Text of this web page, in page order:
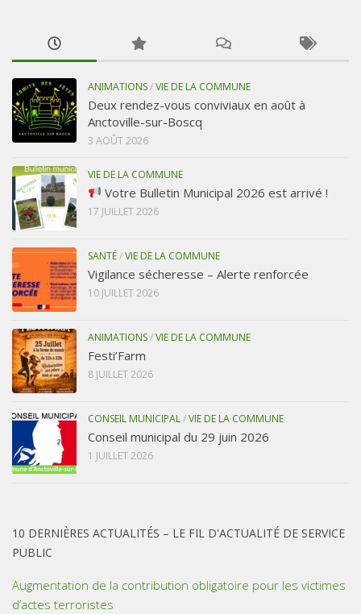
ANIMATIONS/VIE DE LA COMMUNE
Deux rendez-vous conviviaux en août à
Anctoville-sur-Boscq
3 AOÛT 2026
VIE DE LA COMMUNE
Votre Bulletin Municipal 2026 est arrivé !
17 JUILLET 2026
SANTÉ/VIE DE LA COMMUNE
Vigilance sécheresse – Alerte renforcée
10 JUILLET 2026
ANIMATIONS/VIE DE LA COMMUNE
Festi’Farm
8 JUILLET 2026
CONSEIL MUNICIPAL/VIE DE LA COMMUNE
Conseil municipal du 29 juin 2026
1 JUILLET 2026
10 DERNIÈRES ACTUALITÉS – LE FIL D'ACTUALITÉ DE SERVICE
PUBLIC
Augmentation de la contribution obligatoire pour les victimes
d’actes terroristes